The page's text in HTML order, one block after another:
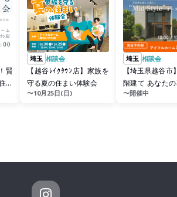
賢
宅
埼玉 相談会
【越谷ﾚｲｸﾀｳﾝ店】家族を
守る夏の住まい体験会
〜10月25日(日)
埼玉 相談会
【埼玉県越谷市
階建て あなた
合うのはどちら
〜開催中